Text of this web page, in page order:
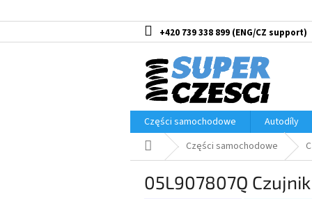
do
+420 739 338 899
Części samochodowe
Autodíly
Home Części samochodowe
05L907807Q Czujnik